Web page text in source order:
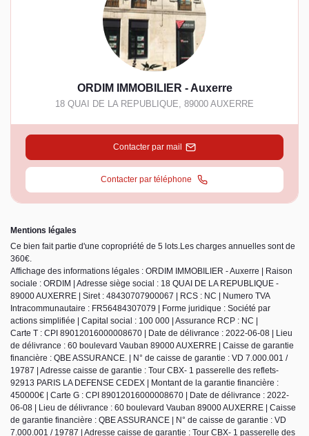
ORDIM IMMOBILIER - Auxerre
18 QUAI DE LA REPUBLIQUE 89000 AUXERRE
Contacter par mail
Contacter par téléphone
Mentions légales
Ce bien fait partie d'une copropriété de 5 lots.Les charges annuelles sont de
360€.
Affichage des informations légales : ORDIM IMMOBILIER - Auxerre | Raison
sociale : ORDIM | Adresse siège social : 18 QUAI DE LA REPUBLIQUE -
89000 AUXERRE | Siret : 48430707900067 | RCS : NC | Numero TVA
Intracommunautaire : FR56484307079 | Forme juridique : Société par
actions simplifiée | Capital social : 100 000 | Assurance RCP : NC |
Carte T : CPI 89012016000008670 | Date de délivrance : 2022-06-08 | Lieu
de délivrance : 60 boulevard Vauban 89000 AUXERRE | Caisse de garantie
financière : QBE ASSURANCE. | N° de caisse de garantie : VD 7.000.001 /
19787 | Adresse caisse de garantie : Tour CBX- 1 passerelle des reflets-
92913 PARIS LA DEFENSE CEDEX | Montant de la garantie financière :
450000€ | Carte G : CPI 89012016000008670 | Date de délivrance : 2022-
06-08 | Lieu de délivrance : 60 boulevard Vauban 89000 AUXERRE | Caisse
de garantie financière : QBE ASSURANCE | N° de caisse de garantie : VD
7.000.001 / 19787 | Adresse caisse de garantie : Tour CBX- 1 passerelle des